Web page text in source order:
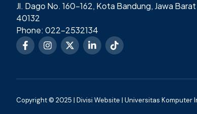
Jl. Dago No. 160-162, Kota Bandung, Jawa Barat
40132
Phone: 022-2532134
Copyright © 2025 | Divisi Website | Universitas Komputer